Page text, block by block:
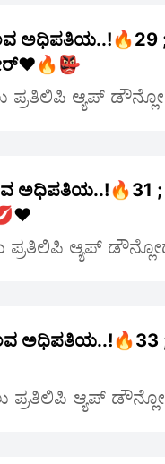
ಅಧಿಪತಿಯ..!🔥29 ;
ಪ್ರತಿಲಿಪಿ ಆ್ಯಪ್
ಅಧಿಪತಿಯ..!🔥31 ;
ಪ್ರತಿಲಿಪಿ ಆ್ಯಪ್
ಅಧಿಪತಿಯ..!🔥33
ಪ್ರತಿಲಿಪಿ ಆ್ಯಪ್